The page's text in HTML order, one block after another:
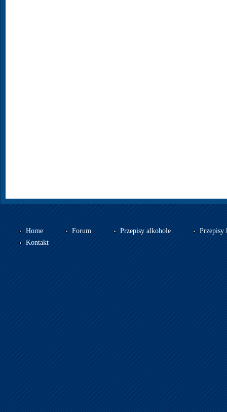
Home Forum Przepisy alkohole
Przepisy
Kontakt